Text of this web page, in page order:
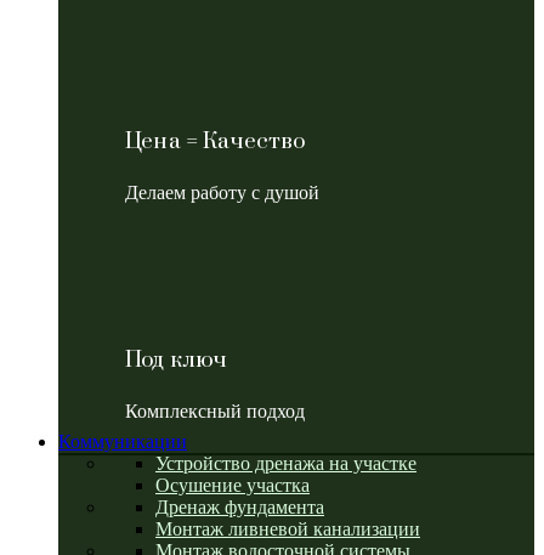
Цена = Качество
Делаем работу с душой
Под ключ
Комплексный подход
Коммуникации
Устройство дренажа на участке
Осушение участка
Дренаж фундамента
Монтаж ливневой канализации
Монтаж водосточной системы